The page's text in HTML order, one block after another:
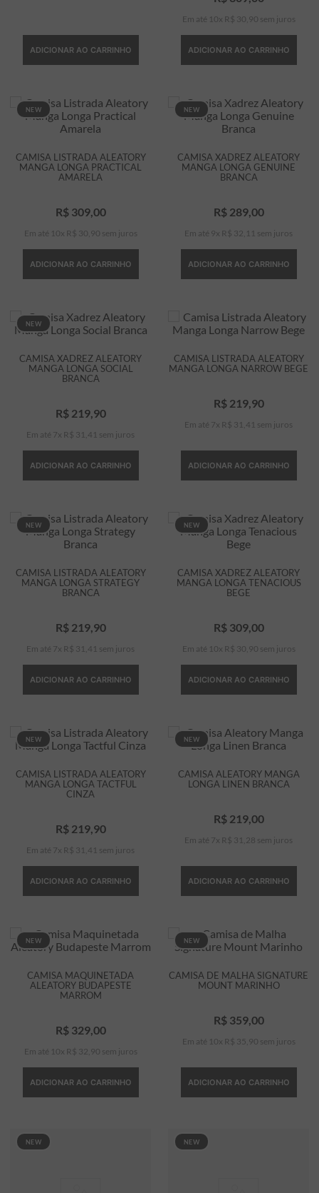
ADICIONAR AO CARRINHO
Em até 10 x R$ 30 90 sem juros
ADICIONAR AO CARRINHO
NEW
CAMISA LISTRADA ALEATORY
MANGA LONGA PRACTICAL
AMARELA
R$ 309, 00
Em até 10 x R$ 30 90 sem juros
ADICIONAR AO CARRINHO
NEW
CAMISA XADREZ ALEATORY
MANGA LONGA GENUINE
BRANCA
R$ 289, 00
Em até 9 x R$ 32 11 sem juros
ADICIONAR AO CARRINHO
NEW
CAMISA XADREZ ALEATORY
MANGA LONGA SOCIAL
BRANCA
R$ 219, 90
Em até 7 x R$ 31 41 sem juros
ADICIONAR AO CARRINHO
CAMISA LISTRADA ALEATORY
MANGA LONGA NARROW BEGE
R$ 219, 90
Em até 7 x R$ 31 41 sem juros
ADICIONAR AO CARRINHO
NEW
CAMISA LISTRADA ALEATORY
MANGA LONGA STRATEGY
BRANCA
R$ 219, 90
Em até 7 x R$ 31 41 sem juros
ADICIONAR AO CARRINHO
NEW
CAMISA XADREZ ALEATORY
MANGA LONGA TENACIOUS
BEGE
R$ 309, 00
Em até 10 x R$ 30 90 sem juros
ADICIONAR AO CARRINHO
NEW
CAMISA LISTRADA ALEATORY
MANGA LONGA TACTFUL
CINZA
R$ 219, 90
Em até 7 x R$ 31 41 sem juros
ADICIONAR AO CARRINHO
NEW
CAMISA ALEATORY MANGA
LONGA LINEN BRANCA
R$ 219, 00
Em até 7 x R$ 31 28 sem juros
ADICIONAR AO CARRINHO
NEW
CAMISA MAQUINETADA
ALEATORY BUDAPESTE
MARROM
R$ 329, 00
Em até 10 x R$ 32 90 sem juros
ADICIONAR AO CARRINHO
NEW
CAMISA DE MALHA SIGNATURE
MOUNT MARINHO
R$ 359, 00
Em até 10 x R$ 35 90 sem juros
ADICIONAR AO CARRINHO
NEW NEW